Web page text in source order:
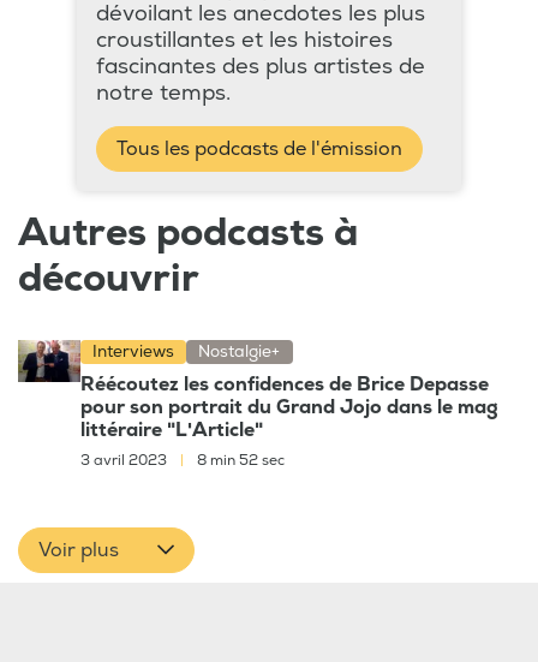
dévoilant les anecdotes les plus
croustillantes et les histoires
fascinantes des plus artistes de
notre temps.
Tous les podcasts de l'émission
Autres podcasts à
découvrir
Interviews Nostalgie+
Réécoutez les confidences de Brice Depasse
pour son portrait du Grand Jojo dans le mag
littéraire "L'Article"
3 avril 2023 8 min 52 sec
Voir plus